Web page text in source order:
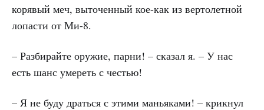
корявый меч, выточенный кое-как из вертолетной
лопасти от Ми-8.
– Разбирайте оружие, парни! – сказал я. – У нас
есть шанс умереть с честью!
– Я не буду драться с этими маньяками! – крикнул